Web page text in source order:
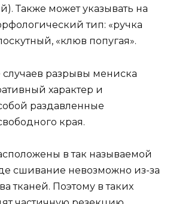
Также может указывать на
тип: «ручка
«клюв попугая».
разрывы мениска
характер и
раздавленные
края.
в так называемой
сшивание невозможно из-за
тканей. Поэтому в таких